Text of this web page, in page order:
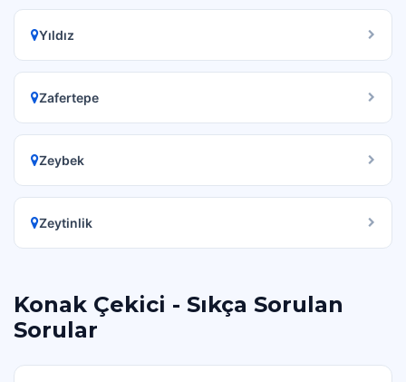
Yıldız
Zafertepe
Zeybek
Zeytinlik
Konak Çekici - Sıkça Sorulan
Sorular